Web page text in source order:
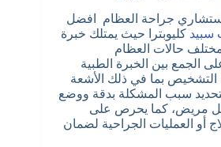
جراحة العظام افضل
سبيد كليوبترا حيث يمتلك خبرة
حالات العظام
الجمع بين الخبرة الطبية
بما في ذلك الأشعة
سبب المشكلة بدقة ووضع
مريض، كما يحرص على
أو العمليات الجراحية لضمان